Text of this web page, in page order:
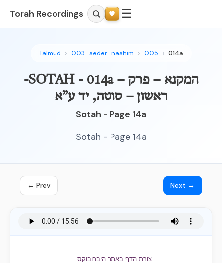
Torah Recordings ☰
Talmud 003_seder_nashim 005 014a
-SOTAH - 014a – המקנא – פרק
ראשון – סוטה, יד ע”א
Sotah - Page 14a
Sotah - Page 14a
← Prev Next →
צורת הדף באתר היברובוקס